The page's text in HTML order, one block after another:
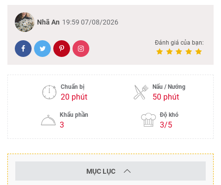
Nhã An 19:59 07/08/2026
Đánh giá của bạn:
Chuẩn bị
20 phút
Nấu / Nướng
50 phút
Khẩu phần
3
Độ khó
3/5
MỤC LỤC